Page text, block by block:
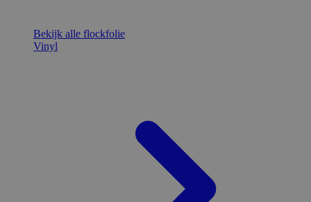
Bekijk alle flockfolie
Vinyl